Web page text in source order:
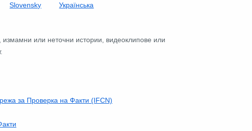
Slovensky Українська
или неточни истории, видеоклипове или
за Проверка на Факти (IFCN)